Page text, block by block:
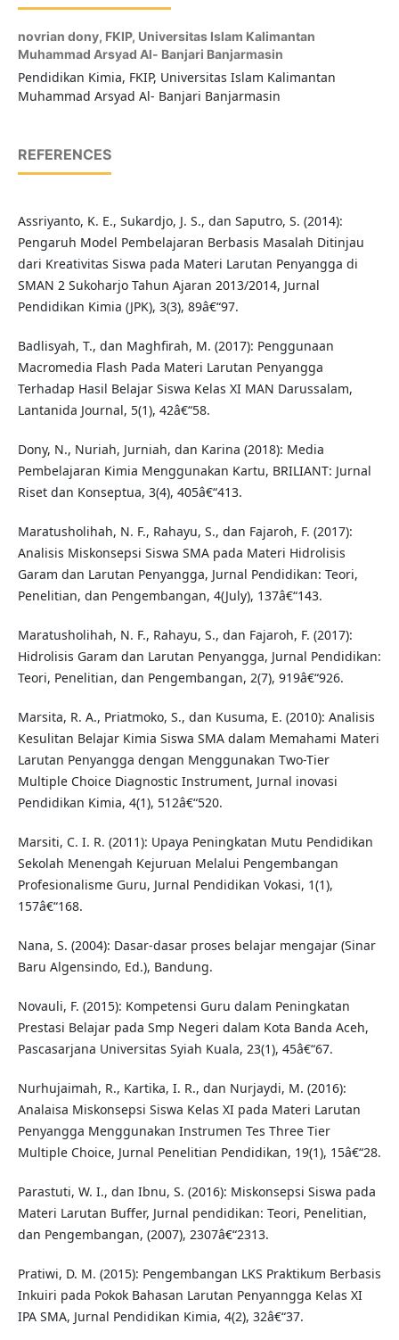
novrian dony, FKIP, Universitas Islam Kalimantan
Muhammad Arsyad Al- Banjari Banjarmasin
Pendidikan Kimia, FKIP, Universitas Islam Kalimantan
Muhammad Arsyad Al- Banjari Banjarmasin
REFERENCES
Assriyanto, K. E., Sukardjo, J. S., dan Saputro, S. (2014):
Pengaruh Model Pembelajaran Berbasis Masalah Ditinjau
dari Kreativitas Siswa pada Materi Larutan Penyangga di
SMAN 2 Sukoharjo Tahun Ajaran 2013/2014, Jurnal
Pendidikan Kimia (JPK), 3(3), 89â€“97.
Badlisyah, T., dan Maghfirah, M. (2017): Penggunaan
Macromedia Flash Pada Materi Larutan Penyangga
Terhadap Hasil Belajar Siswa Kelas XI MAN Darussalam,
Lantanida Journal, 5(1), 42â€“58.
Dony, N., Nuriah, Jurniah, dan Karina (2018): Media
Pembelajaran Kimia Menggunakan Kartu, BRILIANT: Jurnal
Riset dan Konseptua, 3(4), 405â€“413.
Maratusholihah, N. F., Rahayu, S., dan Fajaroh, F. (2017):
Analisis Miskonsepsi Siswa SMA pada Materi Hidrolisis
Garam dan Larutan Penyangga, Jurnal Pendidikan: Teori,
Penelitian, dan Pengembangan, 4(July), 137â€“143.
Maratusholihah, N. F., Rahayu, S., dan Fajaroh, F. (2017):
Hidrolisis Garam dan Larutan Penyangga, Jurnal Pendidikan:
Teori, Penelitian, dan Pengembangan, 2(7), 919â€“926.
Marsita, R. A., Priatmoko, S., dan Kusuma, E. (2010): Analisis
Kesulitan Belajar Kimia Siswa SMA dalam Memahami Materi
Larutan Penyangga dengan Menggunakan Two-Tier
Multiple Choice Diagnostic Instrument, Jurnal inovasi
Pendidikan Kimia, 4(1), 512â€“520.
Marsiti, C. I. R. (2011): Upaya Peningkatan Mutu Pendidikan
Sekolah Menengah Kejuruan Melalui Pengembangan
Profesionalisme Guru, Jurnal Pendidikan Vokasi, 1(1),
157â€“168.
Nana, S. (2004): Dasar-dasar proses belajar mengajar (Sinar
Baru Algensindo, Ed.), Bandung.
Novauli, F. (2015): Kompetensi Guru dalam Peningkatan
Prestasi Belajar pada Smp Negeri dalam Kota Banda Aceh,
Pascasarjana Universitas Syiah Kuala, 23(1), 45â€“67.
Nurhujaimah, R., Kartika, I. R., dan Nurjaydi, M. (2016):
Analaisa Miskonsepsi Siswa Kelas XI pada Materi Larutan
Penyangga Menggunakan Instrumen Tes Three Tier
Multiple Choice, Jurnal Penelitian Pendidikan, 19(1), 15â€“28.
Parastuti, W. I., dan Ibnu, S. (2016): Miskonsepsi Siswa pada
Materi Larutan Buffer, Jurnal pendidikan: Teori, Penelitian,
dan Pengembangan, (2007), 2307â€“2313.
Pratiwi, D. M. (2015): Pengembangan LKS Praktikum Berbasis
Inkuiri pada Pokok Bahasan Larutan Penyanngga Kelas XI
IPA SMA, Jurnal Pendidikan Kimia, 4(2), 32â€“37.